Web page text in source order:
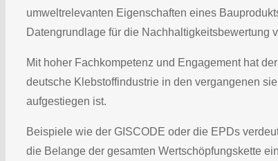
umweltrelevanten Eigenschaften eines
Datengrundlage für die Nachhaltigkeitsbewertung
Mit hoher Fachkompetenz und Engagement hat
deutsche Klebstoffindustrie in den vergangenen
aufgestiegen ist.
Beispiele wie der GISCODE oder die EPDs
die Belange der gesamten Wertschöpfungskette